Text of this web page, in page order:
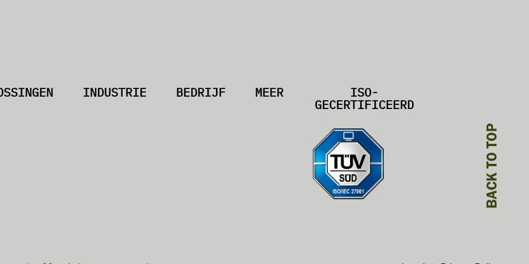
BACK TO TOP
ISO-
GECERTIFICEERD
MEER
BEDRIJF
INDUSTRIE